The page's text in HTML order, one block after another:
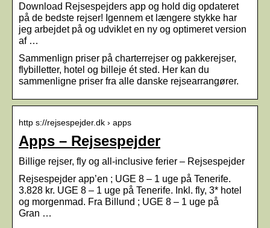
Download Rejsespejders app og hold dig opdateret
på de bedste rejser! Igennem et længere stykke har
jeg arbejdet på og udviklet en ny og optimeret version
af …
Sammenlign priser på charterrejser og pakkerejser,
flybilletter, hotel og billeje ét sted. Her kan du
sammenligne priser fra alle danske rejsearrangører.
http s://rejsespejder.dk › apps
Apps – Rejsespejder
Billige rejser, fly og all-inclusive ferier – Rejsespejder
Rejsespejder app’en ; UGE 8 – 1 uge på Tenerife.
3.828 kr. UGE 8 – 1 uge på Tenerife. Inkl. fly, 3* hotel
og morgenmad. Fra Billund ; UGE 8 – 1 uge på
Gran …